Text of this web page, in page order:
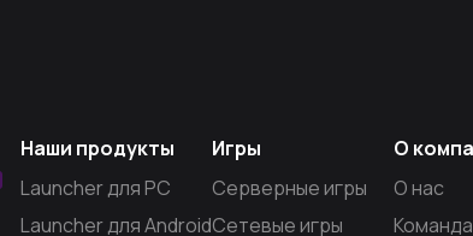
Наши продукты
Launcher для PC
Launcher для Android
Игры
Серверные игры
Сетевые игры
О
О нас
Команда